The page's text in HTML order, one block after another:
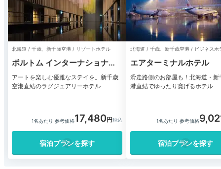
北海道 / 千歳、新千歳空港 / リゾートホテル
ポルトム インターナショナル
北海道
アートを楽しむ優雅なステイを。新千歳
空港直結のラグジュアリーホテル
1名あたり 参考価格17,480
宿泊プランを探す
北海道 / 千歳、新千歳空港 / ビジネスホ
エアターミナルホテル
滑走路側のお部屋も！北海道・新
港直結でゆったり寛げるホテル
1名あたり 参考価格
宿泊プランを探す